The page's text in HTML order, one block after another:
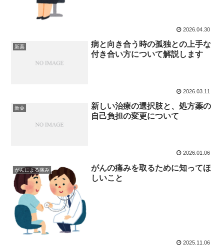
2026.04.30
新薬
病と向き合う時の孤独との上手な
付き合い方について解説します
2026.03.11
新薬
新しい治療の選択肢と、処方薬の
自己負担の変更について
2026.01.06
がんによる痛み
がんの痛みを取るために知ってほ
しいこと
2025.11.06